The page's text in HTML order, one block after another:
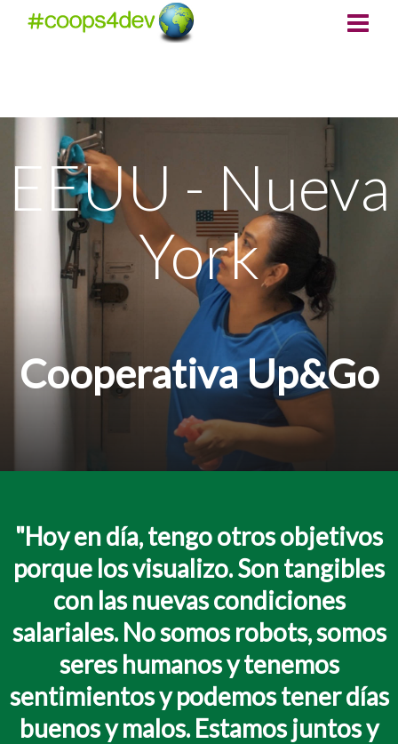
EEUU - Nueva
York
Cooperativa Up&Go
"Hoy en día, tengo otros objetivos
porque los visualizo. Son tangibles
con las nuevas condiciones
salariales. No somos robots, somos
seres humanos y tenemos
sentimientos y podemos tener días
buenos y malos. Estamos juntos y